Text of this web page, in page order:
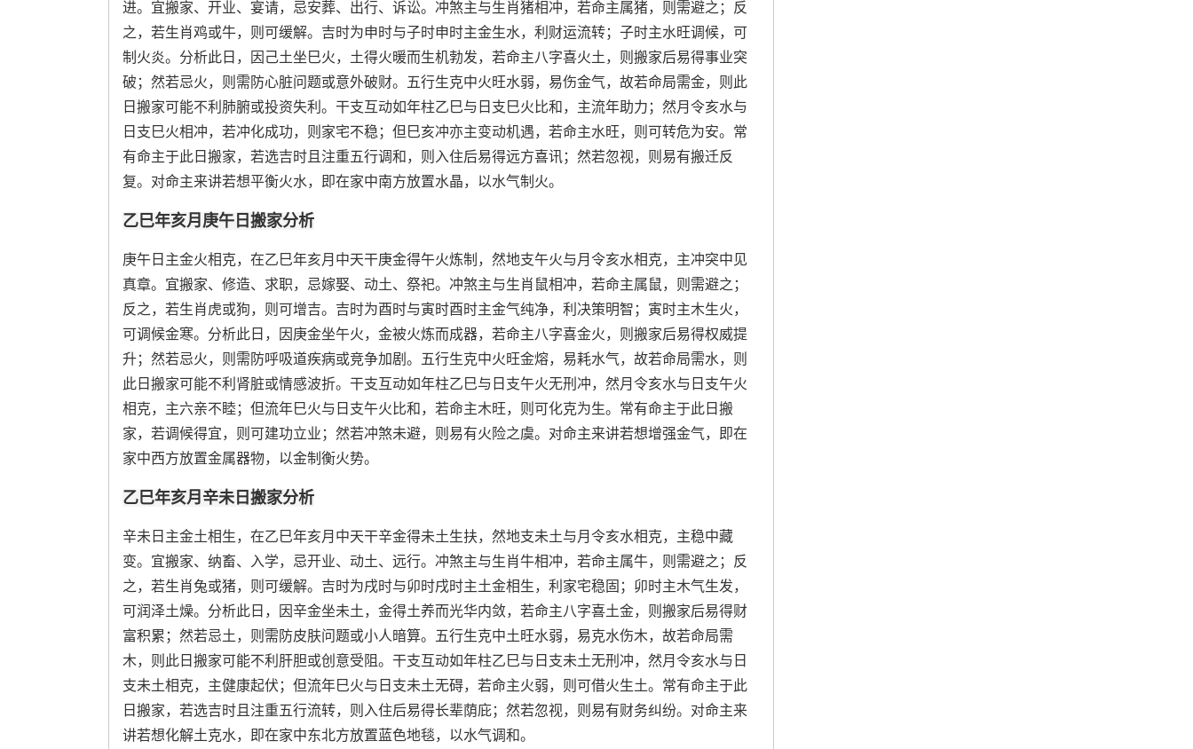
进。宜搬家、开业、宴请，忌安葬、出行、诉讼。冲煞主与生肖猪相冲，若命主属猪，则需避之；反
之，若生肖鸡或牛，则可缓解。吉时为申时与子时申时主金生水，利财运流转；子时主水旺调候，可
制火炎。分析此日，因己土坐巳火，土得火暖而生机勃发，若命主八字喜火土，则搬家后易得事业突
破；然若忌火，则需防心脏问题或意外破财。五行生克中火旺水弱，易伤金气，故若命局需金，则此
日搬家可能不利肺腑或投资失利。干支互动如年柱乙巳与日支巳火比和，主流年助力；然月令亥水与
日支巳火相冲，若冲化成功，则家宅不稳；但巳亥冲亦主变动机遇，若命主水旺，则可转危为安。常
有命主于此日搬家，若选吉时且注重五行调和，则入住后易得远方喜讯；然若忽视，则易有搬迁反
复。对命主来讲若想平衡火水，即在家中南方放置水晶，以水气制火。
乙巳年亥月庚午日搬家分析
庚午日主金火相克，在乙巳年亥月中天干庚金得午火炼制，然地支午火与月令亥水相克，主冲突中见
真章。宜搬家、修造、求职，忌嫁娶、动土、祭祀。冲煞主与生肖鼠相冲，若命主属鼠，则需避之；
反之，若生肖虎或狗，则可增吉。吉时为酉时与寅时酉时主金气纯净，利决策明智；寅时主木生火，
可调候金寒。分析此日，因庚金坐午火，金被火炼而成器，若命主八字喜金火，则搬家后易得权威提
升；然若忌火，则需防呼吸道疾病或竞争加剧。五行生克中火旺金熔，易耗水气，故若命局需水，则
此日搬家可能不利肾脏或情感波折。干支互动如年柱乙巳与日支午火无刑冲，然月令亥水与日支午火
相克，主六亲不睦；但流年巳火与日支午火比和，若命主木旺，则可化克为生。常有命主于此日搬
家，若调候得宜，则可建功立业；然若冲煞未避，则易有火险之虞。对命主来讲若想增强金气，即在
家中西方放置金属器物，以金制衡火势。
乙巳年亥月辛未日搬家分析
辛未日主金土相生，在乙巳年亥月中天干辛金得未土生扶，然地支未土与月令亥水相克，主稳中藏
变。宜搬家、纳畜、入学，忌开业、动土、远行。冲煞主与生肖牛相冲，若命主属牛，则需避之；反
之，若生肖兔或猪，则可缓解。吉时为戌时与卯时戌时主土金相生，利家宅稳固；卯时主木气生发，
可润泽土燥。分析此日，因辛金坐未土，金得土养而光华内敛，若命主八字喜土金，则搬家后易得财
富积累；然若忌土，则需防皮肤问题或小人暗算。五行生克中土旺水弱，易克水伤木，故若命局需
木，则此日搬家可能不利肝胆或创意受阻。干支互动如年柱乙巳与日支未土无刑冲，然月令亥水与日
支未土相克，主健康起伏；但流年巳火与日支未土无碍，若命主火弱，则可借火生土。常有命主于此
日搬家，若选吉时且注重五行流转，则入住后易得长辈荫庇；然若忽视，则易有财务纠纷。对命主来
讲若想化解土克水，即在家中东北方放置蓝色地毯，以水气调和。